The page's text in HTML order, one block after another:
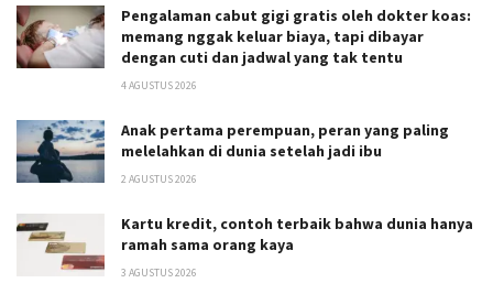
Pengalaman cabut gigi gratis oleh dokter koas:
memang nggak keluar biaya, tapi dibayar
dengan cuti dan jadwal yang tak tentu
4 AGUSTUS 2026
Anak pertama perempuan, peran yang paling
melelahkan di dunia setelah jadi ibu
2 AGUSTUS 2026
Kartu kredit, contoh terbaik bahwa dunia hanya
ramah sama orang kaya
3 AGUSTUS 2026